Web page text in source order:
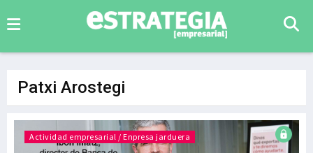
Patxi Arostegi
Actividad empresarial / Enpresa jarduera